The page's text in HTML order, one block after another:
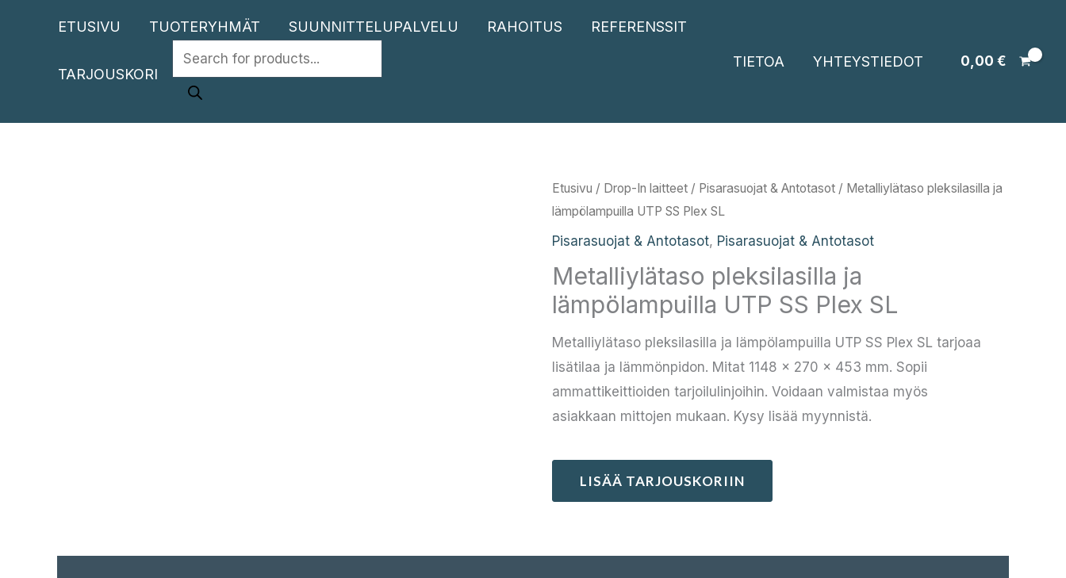
ETUSIVU TUOTERYHMÄT SUUNNITTELUPALVELU RAHOITUS REFERENSSIT
TARJOUSKORI
PRODUCTS
SEARCH
TIETOA YHTEYSTIEDOT 0,00 €
Etusivu / Drop-In laitteet / Pisarasuojat & Antotasot / Metalliylätaso pleksilasilla ja
lämpölampuilla UTP SS Plex SL
Pisarasuojat & Antotasot, Pisarasuojat & Antotasot
Metalliylätaso pleksilasilla ja
lämpölampuilla UTP SS Plex SL
Metalliylätaso pleksilasilla ja lämpölampuilla UTP SS Plex SL tarjoaa
lisätilaa ja lämmönpidon. Mitat 1148 × 270 × 453 mm. Sopii
ammattikeittioiden tarjoilulinjoihin. Voidaan valmistaa myös
asiakkaan mittojen mukaan. Kysy lisää myynnistä.
LISÄÄ TARJOUSKORIIN